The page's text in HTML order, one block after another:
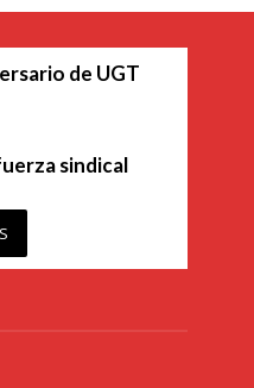
de UGT
sindical